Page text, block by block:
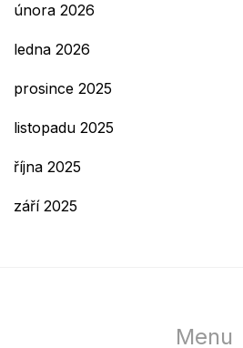
února 2026
ledna 2026
prosince 2025
listopadu 2025
října 2025
září 2025
Menu